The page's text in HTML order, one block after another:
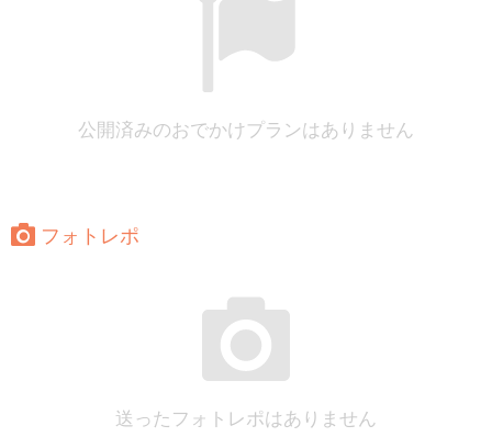
公開済みのおでかけプランはありません
フォトレポ
送ったフォトレポはありません